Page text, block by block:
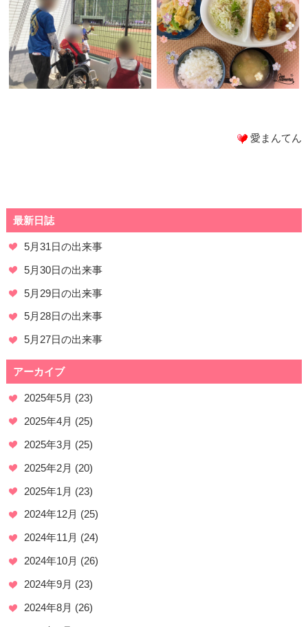
愛まんてん
最新日誌
5月31日の出来事
5月30日の出来事
5月29日の出来事
5月28日の出来事
5月27日の出来事
アーカイブ
2025年5月 (23)
2025年4月 (25)
2025年3月 (25)
2025年2月 (20)
2025年1月 (23)
2024年12月 (25)
2024年11月 (24)
2024年10月 (26)
2024年9月 (23)
2024年8月 (26)